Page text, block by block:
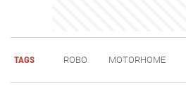
TAGS ROBO MOTORHOME